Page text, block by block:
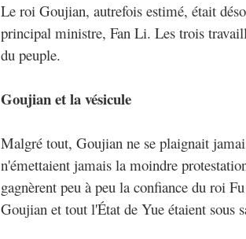
Le roi Goujian, autrefois estimé, était
principal ministre, Fan Li. Les trois
du peuple.
Goujian et la vésicule
Malgré tout, Goujian ne se plaignait
n'émettaient jamais la moindre
gagnèrent peu à peu la confiance du roi
Goujian et tout l'État de Yue étaient sous